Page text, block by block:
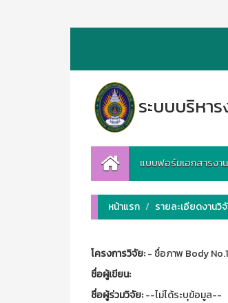
ระบบบริหา
แบบฟอร์มเอกสารงา
หน้าแรก รายละเอียดงาน
โครงการวิจัย:- ชื่อภาพ Body
ชื่อผู้เขียน:
ชื่อผู้ร่วมวิจัย:--ไม่ได้ระบุข้อมูล--